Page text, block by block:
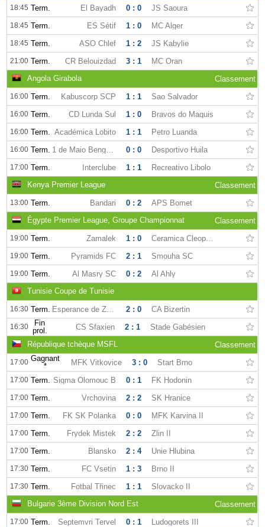
18:45 Term. El Bayadh 0 : 0 JS Saoura
18:45 Term. ES Sétif 1 : 0 MC Alger
18:45 Term. ASO Chlef 1 : 2 JS Kabylie
21:00 Term. CR Belouizdad 3 : 1
MC Oran
Angola Girabola
Classement
16:00 Term. Kabuscorp SCP 1 : 1 Sao Salvador
16:00 Term. CD Lunda Sul 1 : 0 Bravos do Maquis
16:00 Term. Académica Lobito 1 : 1 Petro Luanda
16:00 Term. 1 de Maio Benguela 0 : 0 Desportivo Huila
17:00 Term. Interclube 1 : 1
Recreativo Libolo
Kenya Premier League
Classement
13:00 Term. Bandari 0 : 2
APS Bomet
Égypte Premier League, Groupe Championnat
Classement
19:00 Term. Zamalek 1 : 0 Ceramica Cleopatra
19:00 Term. Pyramids FC 2 : 1 Smouha SC
19:00 Term. Al Masry SC 0 : 2
Al Ahly
Tunisie Coupe de Tunisie
16:30 Term. Esperance de Zarzis 2 : 0 CA Bizertin
16:30
Fin
prol.
CS Sfaxien 2 : 1
Stade Gabésien
République tchèque MSFL
Classement
17:00 Gagnant
*
MFK Vitkovice 3 : 0 Start Brno
17:00 Term. Sigma Olomouc B 0 : 1 FK Hodonin
17:00 Term. Vrchovina 2 : 2 SK Hranice
17:00 Term. FK SK Polanka 0 : 0 MFK Karvina II
17:00 Term. Frydek Mistek 2 : 2 Zlin II
17:00 Term. Blansko 2 : 4 Unie Hlubina
17:30 Term. FC Vsetin 1 : 3 Brno II
17:30 Term. Fotbal Třinec 1 : 1
Slovacko II
Bulgarie 3ème Division Nord Est
Classement
17:00 Term. Septemvri Tervel 0 : 1
Ludogorets III